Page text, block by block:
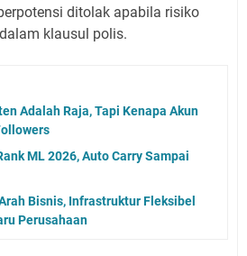
ditolak apabila risiko
klausul polis.
Adalah Raja, Tapi Kenapa Akun
ML 2026, Auto Carry Sampai
Bisnis, Infrastruktur Fleksibel
Perusahaan